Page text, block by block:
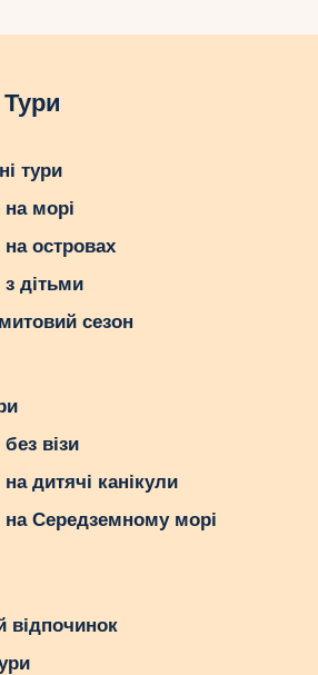
тури
морі
островах
дітьми
сезон
візи
дитячі канікули
на Середземному морі
відпочинок